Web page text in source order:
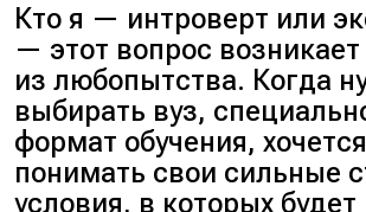
Кто я — интроверт или
— этот вопрос возникает
из любопытства. Когда
выбирать вуз,
формат обучения,
понимать свои сильные
условия, в которых